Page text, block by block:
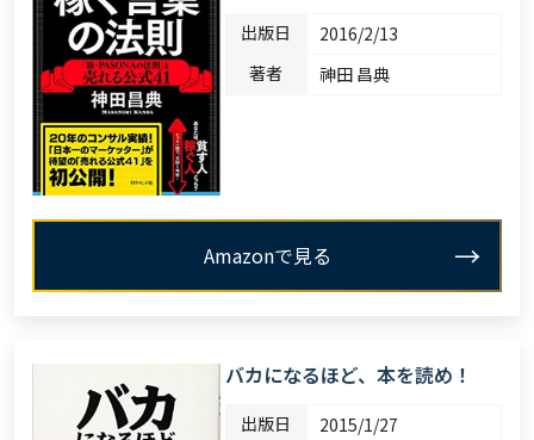
出版日
2016/2/13
著者
神田 昌典
Amazonで見る
バカになるほど、本を読め！
出版日
2015/1/27